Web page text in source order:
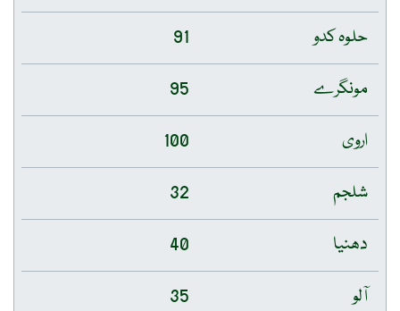
حلوہ کدو
91
مونگرے
95
اروی
100
شلجم
32
دھنیا
40
آلو
35